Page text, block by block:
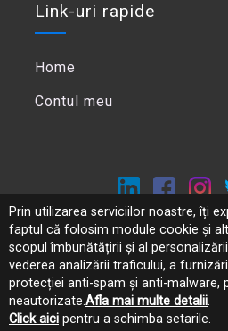
Prin utilizarea serviciilor noastre, îți
faptul că folosim module cookie și
scopul îmbunătățirii și al
vederea analizării traficului, a
protecției anti-spam și anti-malware,
neautorizate.Afla mai multe detalii.
Click aici pentru a schimba setarile.
Link-uri rapide
Home
Contul meu
Politica de
ANPC
Copyright ©2026